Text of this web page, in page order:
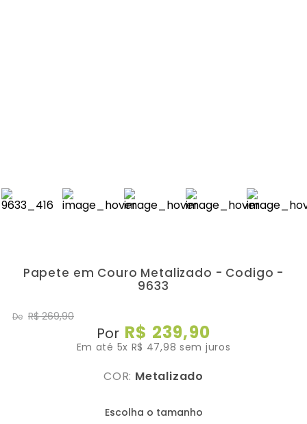
Papete em Couro Metalizado - Codigo -
9633
De R$ 269,90
Por R$ 239,90
Em até 5x R$ 47,98 sem juros
COR: Metalizado